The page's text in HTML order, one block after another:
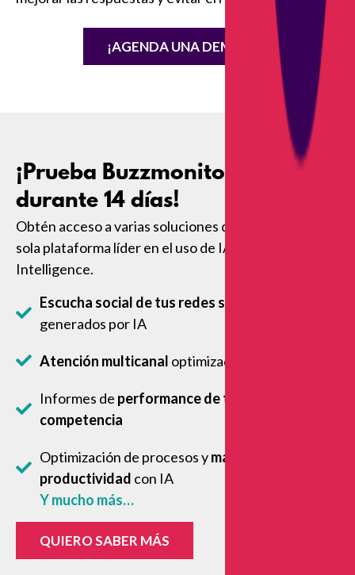
¡AGENDA UNA DEMO!
¡Prueba Buzzmonitor gratis
durante 14 días!
Obtén acceso a varias soluciones digitales en una
sola plataforma líder en el uso de IA para Social
Intelligence.
Escucha social de tus redes sociales
generados por IA
Atención multicanal optimizada por IA
Informes de performance de tu marca y tu
competencia
Optimización de procesos ymayor
productividad con IA
Y mucho más…
QUIERO SABER MÁS